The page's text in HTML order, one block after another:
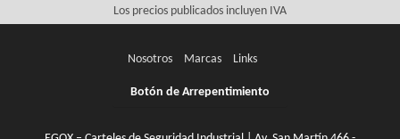
Los precios publicados incluyen IVA
Nosotros Marcas Links
Botón de Arrepentimiento